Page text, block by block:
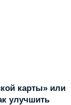
карты» или
улучшить